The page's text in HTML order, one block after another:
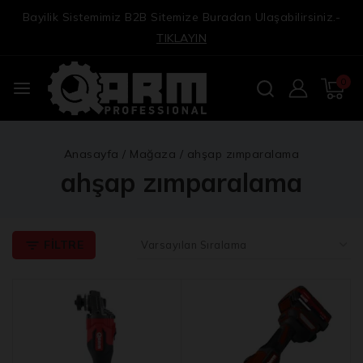
Bayilik Sistemimiz B2B Sitemize Buradan Ulaşabilirsiniz.-
TIKLAYIN
0
Anasayfa / Mağaza / ahşap zımparalama
ahşap zımparalama
FILTRE